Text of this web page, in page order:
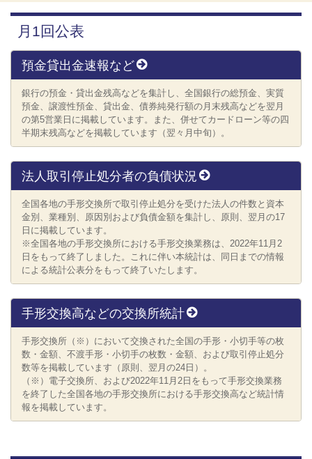
月1回公表
預金貸出金速報など
銀行の預金・貸出金残高などを集計し、全国銀行の総預金、実質
預金、譲渡性預金、貸出金、債券純発行額の月末残高などを翌月
の第5営業日に掲載しています。また、併せてカードローン等の四
半期末残高などを掲載しています（翌々月中旬）。
法人取引停止処分者の負債状況
全国各地の手形交換所で取引停止処分を受けた法人の件数と資本
金別、業種別、原因別および負債金額を集計し、原則、翌月の17
日に掲載しています。
※全国各地の手形交換所における手形交換業務は、2022年11月2
日をもって終了しました。これに伴い本統計は、同日までの情報
による統計公表分をもって終了いたします。
手形交換高などの交換所統計
手形交換所（※）において交換された全国の手形・小切手等の枚
数・金額、不渡手形・小切手の枚数・金額、および取引停止処分
数等を掲載しています（原則、翌月の24日）。
（※）電子交換所、および2022年11月2日をもって手形交換業務
を終了した全国各地の手形交換所における手形交換高など統計情
報を掲載しています。